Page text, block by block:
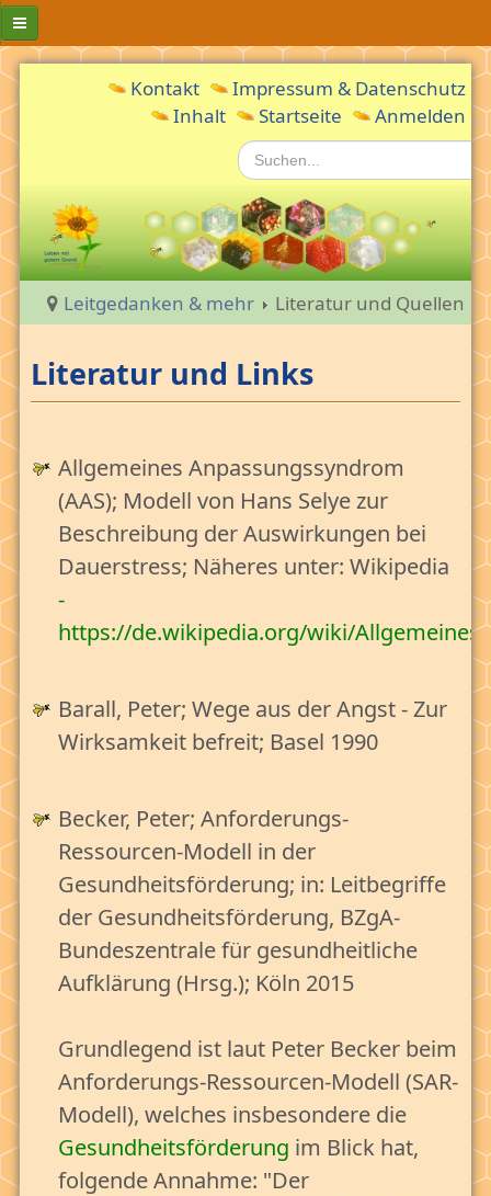
Impressum & Datenschutz
Kontakt
Anmelden
Startseite
Inhalt
Suchen...
Leitgedanken & mehr Literatur und Quellen
Das Handbuch
Leben & Reife - Die Idee: erkennen und reifen
Entstehung des Online-Handbuches
Handbuch-Anmeldung
Die Erschöpfungskrise
Die Erschöpfungskrise
Der erschöpfte Erwachsene
Die erschöpfte Gesellschaft
Erschöpfung als Aufgabe und Chance
Leben als Erwachsener - Anforderungen erkennen
Phasen des Erwachsenseins
Der Erwachsene in seinem Lebensgarten
Unsere Lebensbereiche
Lebensgarten
Das Bild vom starken Erwachsenen
I. Mensch & Persönlichkeit
II. Glaube & Werte
III. Gesellschaft & Politik
IV. Beziehungen & Bindungen
V. Wohnen & Wohnumfeld
VI. Interessen & Gesundheit
VII. Finanzen & Soziale Sicherheit
VIII. Bildung & Beruf(ung)
Die Dosis macht das Gift - Vom Eustress zum
Distress
Literatur und Links
Allgemeines Anpassungssyndrom
(AAS); Modell von Hans Selye zur
Beschreibung der Auswirkungen bei
Dauerstress; Näheres unter: Wikipedia
-
https://de.wikipedia.org/wiki/
Barall, Peter; Wege aus der Angst - Zur
Wirksamkeit befreit; Basel 1990
Becker, Peter; Anforderungs-
Ressourcen-Modell in der
Gesundheitsförderung; in: Leitbegriffe
der Gesundheitsförderung, BZgA-
Bundeszentrale für gesundheitliche
Aufklärung (Hrsg.); Köln 2015
Grundlegend ist laut Peter Becker beim
Anforderungs-Ressourcen-Modell (SAR-
Modell), welches insbesondere die
Gesundheitsförderung im Blick hat,
folgende Annahme: "Der